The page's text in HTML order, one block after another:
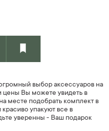
выбор аксессуаров на
Вы можете увидеть в
месте подобрать комплект в
упакуют все в
уверенны - Ваш подарок